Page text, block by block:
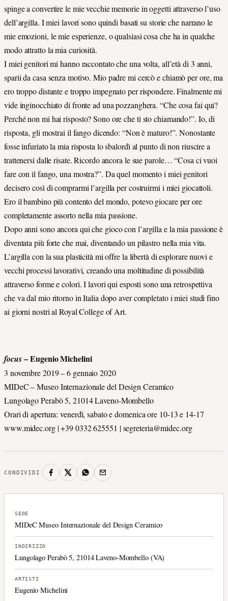
spinge a convertire le mie vecchie memorie in oggetti attraverso l’uso
dell’argilla. I miei lavori sono quindi basati su storie che narrano le
mie emozioni, le mie esperienze, o qualsiasi cosa che ha in qualche
modo attratto la mia curiosità.
I miei genitori mi hanno raccontato che una volta, all’età di 3 anni,
sparii da casa senza motivo. Mio padre mi cercò e chiamò per ore, ma
ero troppo distante e troppo impegnato per rispondere. Finalmente mi
vide inginocchiato di fronte ad una pozzanghera. “Che cosa fai qui?
Perché non mi hai risposto? Sono ore che ti sto chiamando!”. Io, di
risposta, gli mostrai il fango dicendo: “Non è maturo!”. Nonostante
fosse infuriato la mia risposta lo sbalordì al punto di non riuscire a
trattenersi dalle risate. Ricordo ancora le sue parole… “Cosa ci vuoi
fare con il fango, una mostra?”. Da quel momento i miei genitori
decisero così di comprarmi l’argilla per costruirmi i miei giocattoli.
Ero il bambino più contento del mondo, potevo giocare per ore
completamente assorto nella mia passione.
Dopo anni sono ancora qui che gioco con l’argilla e la mia passione è
diventata più forte che mai, diventando un pilastro nella mia vita.
L’argilla con la sua plasticità mi offre la libertà di esplorare nuovi e
vecchi processi lavorativi, creando una moltitudine di possibilità
attraverso forme e colori. I lavori qui esposti sono una retrospettiva
che va dal mio ritorno in Italia dopo aver completato i miei studi fino
ai giorni nostri al Royal College of Art.
focus– Eugenio Michelini
3 novembre 2019 – 6 gennaio 2020
MIDeC – Museo Internazionale del Design Ceramico
Lungolago Perabò 5, 21014 Laveno-Mombello
Orari di apertura: venerdì, sabato e domenica ore 10-13 e 14-17
www.midec.org | +39 0332 625551 | segreteria@midec.org
CONDIVIDI
SEDE
MIDeC Museo Internazionale del Design Ceramico
INDIRIZZO
Lungolago Perabò 5, 21014 Laveno-Mombello (VA)
ARTISTI
Eugenio Michelini